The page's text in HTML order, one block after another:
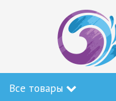
Все товары